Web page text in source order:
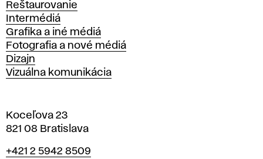
Reštaurovanie
Intermédiá
Grafika a iné médiá
Fotografia a nové médiá
Dizajn
Vizuálna komunikácia
Koceľova 23
821 08 Bratislava
Telefón
+421 2 5942 8509